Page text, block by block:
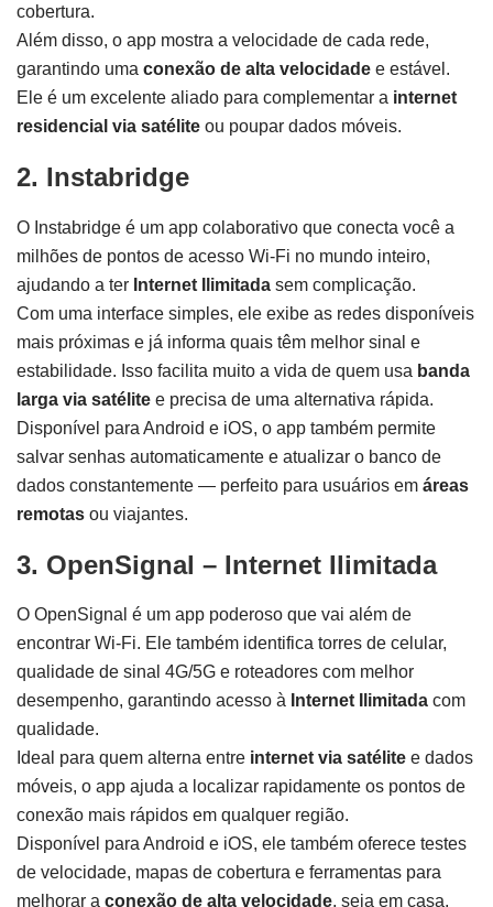
cobertura.
Além disso, o app mostra a velocidade de cada rede,
garantindo uma conexão de alta velocidade e estável.
Ele é um excelente aliado para complementar a internet
residencial via satélite ou poupar dados móveis.
2. Instabridge
O Instabridge é um app colaborativo que conecta você a
milhões de pontos de acesso Wi-Fi no mundo inteiro,
ajudando a ter Internet Ilimitada sem complicação.
Com uma interface simples, ele exibe as redes disponíveis
mais próximas e já informa quais têm melhor sinal e
estabilidade. Isso facilita muito a vida de quem usa banda
larga via satélite e precisa de uma alternativa rápida.
Disponível para Android e iOS, o app também permite
salvar senhas automaticamente e atualizar o banco de
dados constantemente — perfeito para usuários em áreas
remotas ou viajantes.
3. OpenSignal – Internet Ilimitada
O OpenSignal é um app poderoso que vai além de
encontrar Wi-Fi. Ele também identifica torres de celular,
qualidade de sinal 4G/5G e roteadores com melhor
desempenho, garantindo acesso à Internet Ilimitada com
qualidade.
Ideal para quem alterna entre internet via satélite e dados
móveis, o app ajuda a localizar rapidamente os pontos de
conexão mais rápidos em qualquer região.
Disponível para Android e iOS, ele também oferece testes
de velocidade, mapas de cobertura e ferramentas para
melhorar a conexão de alta velocidade, seja em casa,